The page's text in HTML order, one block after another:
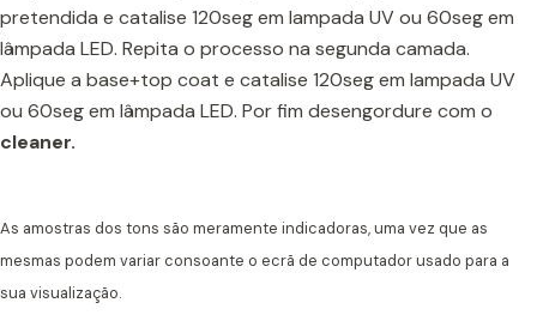
pretendida e catalise 120seg em lampada UV ou 60seg em
lâmpada LED. Repita o processo na segunda camada.
Aplique a base+top coat e catalise 120seg em lampada UV
ou 60seg em lâmpada LED. Por fim desengordure com o
cleaner.
As amostras dos tons são meramente indicadoras, uma vez que as
mesmas podem variar consoante o ecrã de computador usado para a
sua visualização.